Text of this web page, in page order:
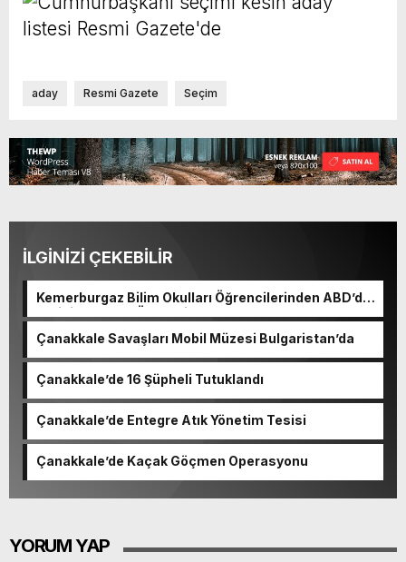
aday Resmi Gazete Seçim
İLGİNİZİ ÇEKEBİLİR
Kemerburgaz Bilim Okulları Öğrencilerinden ABD’de
Tarihi Başarı: 6 Öğrenci 14 Madalya Kazandı
Çanakkale Savaşları Mobil Müzesi Bulgaristan’da
Çanakkale’de 16 Şüpheli Tutuklandı
Çanakkale’de Entegre Atık Yönetim Tesisi
Çanakkale’de Kaçak Göçmen Operasyonu
YORUM YAP